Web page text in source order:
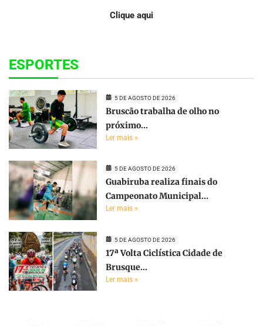
Clique aqui
ESPORTES
5 DE AGOSTO DE 2026
Bruscão trabalha de olho no
próximo...
Ler mais »
5 DE AGOSTO DE 2026
Guabiruba realiza finais do
Campeonato Municipal...
Ler mais »
5 DE AGOSTO DE 2026
17ª Volta Ciclística Cidade de
Brusque...
Ler mais »